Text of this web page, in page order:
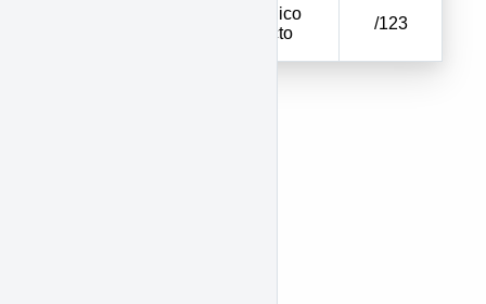
Código único
del proyecto
/123